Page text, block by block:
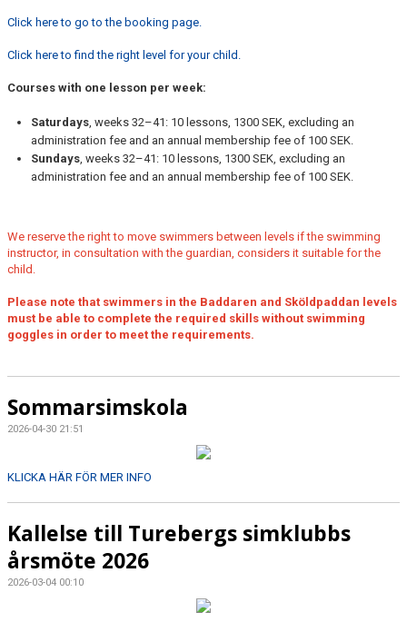
Click here to go to the booking page.
Click here to find the right level for your child.
Courses with one lesson per week:
Saturdays , weeks 32–41: 10 lessons, 1300 SEK, excluding an
administration fee and an annual membership fee of 100 SEK.
Sundays , weeks 32–41: 10 lessons, 1300 SEK, excluding an
administration fee and an annual membership fee of 100 SEK.
We reserve the right to move swimmers between levels if the swimming
instructor, in consultation with the guardian, considers it suitable for the
child.
Please note that swimmers in the Baddaren and Sköldpaddan levels
must be able to complete the required skills without swimming
goggles in order to meet the requirements.
Sommarsimskola
2026-04-30 21:51
KLICKA HÄR FÖR MER INFO
Kallelse till Turebergs simklubbs
årsmöte 2026
2026-03-04 00:10